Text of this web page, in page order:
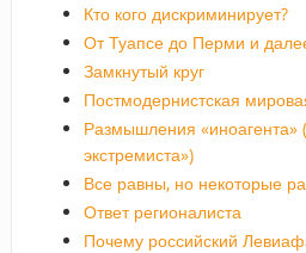
Кто кого дискриминирует?
От Туапсе до Перми и
Замкнутый круг
Постмодернистская
Размышления «иноагента»
экстремиста»)
Все равны, но некоторые
Ответ регионалиста
Почему российский